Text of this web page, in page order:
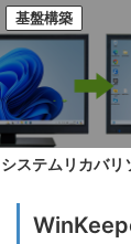
基盤構築
システムリカバリ